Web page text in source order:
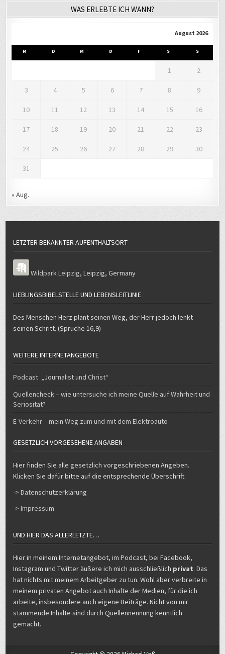
WAS ERLEBTE ICH WANN?
August 2026
M D M D F S S
1 2
3 4 5 6 7 8 9
10 11 12 13 14 15 16
17 18 19 20 21 22 23
24 25 26 27 28 29 30
31
« Aug.
LETZTER BEKANNTER AUFENTHALTSORT
Wildpark Leipzig,Leipzig,Germany
LIEBLINGSBIBELSTELLE UND LEBENSLEITLINIE
Des Menschen Herz plant seinen Weg, der Herr jedoch lenkt
seinen Schritt. (Sprüche 16,9)
WEITERE INTERNETANGEBOTE
Podcast „Journalist und Christ“
Quellencheck – wie untersuche ich meine Quelle auf Wahrheit und
Seriosität?
E-Verkehr – mein Weg zum und mit dem Elektroauto
GESETZLICH VORGESEHENE ANGABEN
Hier finden Sie alle gesetzlich vorgeschriebenen Angeben.
Klicken Sie dafür bitte auf die entsprechende Überschrift.
-> Datenschutzerklärung
-> Impressum
UND HIER DAS ALLERLETZTE…
Hier in meinem Internetangebot, im Podcast, bei Facebook,
Instagram und Twitter äußere ich mich ausschließlich privat. Das
hat nichts mit meinem Arbeitgeber zu tun. Wohl aber verbreite in
meinem privaten Angebot auch Inhalte der Medien, für die ich
arbeite, insbesondere auch eigene Beiträge. Nicht von mir
stammende Inhalte sind durch Quellennennung kenntlich
gemacht.